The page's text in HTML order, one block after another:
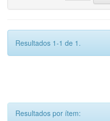
Resultados 1-1 de 1.
Resultados por ítem: